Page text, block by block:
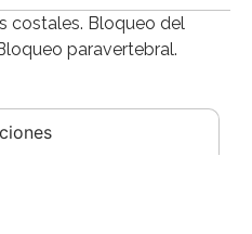
costales. Bloqueo del
paravertebral.